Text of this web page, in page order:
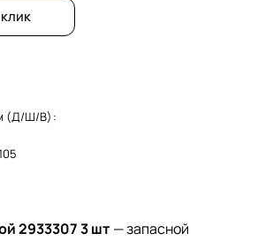
(Д/Ш/В) :
2933307 3 шт— запасной